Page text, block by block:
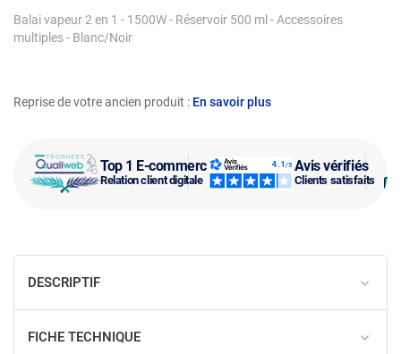
Top 1 E-commerce
Relation client digitale
Avis vérifiés
Clients satisfaits
Reprise de votre ancien produit : En savoir plus
Balai vapeur 2 en 1 - 1500W - Réservoir 500 ml - Accessoires
multiples - Blanc/Noir
DESCRIPTIF
FICHE TECHNIQUE